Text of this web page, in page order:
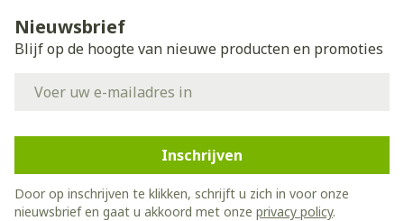
Nieuwsbrief
Blijf op de hoogte van nieuwe producten en promoties
Inschrijven
Door op inschrijven te klikken, schrijft u zich in voor onze
nieuwsbrief en gaat u akkoord met onze privacy policy.